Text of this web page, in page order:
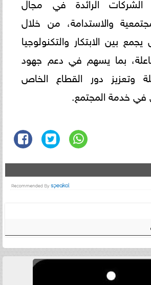
والاستدامة، من خلال
بين الابتكار والتكنولوجيا
بما يسهم في دعم جهود
وتعزيز دور القطاع الخاص
خدمة المجتمع.